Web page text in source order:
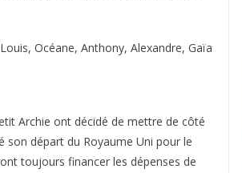
Louis, Océane, Anthony, Alexandre, Gaïa
Archie ont décidé de mettre de côté
départ du Royaume Uni pour le
toujours financer les dépenses de